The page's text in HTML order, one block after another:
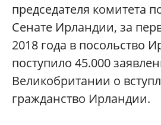
председателя комитета
Сенате Ирландии, за
2018 года в посольство
поступило 45.000
Великобритании о
гражданство Ирландии.